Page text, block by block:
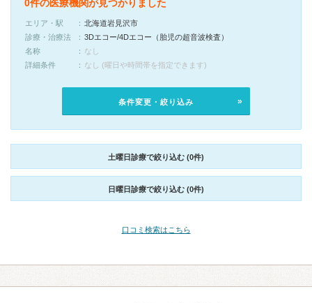
0件の医療機関が見つかりました
エリア・駅
北海道岩見沢市
診療・治療法
3Dエコー/4Dエコー（胎児の超音波検査）
名称
なし
詳細条件
なし (曜日や時間帯を指定できます)
条件変更・絞り込み
土曜日診療で絞り込む (0件)
日曜日診療で絞り込む (0件)
口コミ検索はこちら